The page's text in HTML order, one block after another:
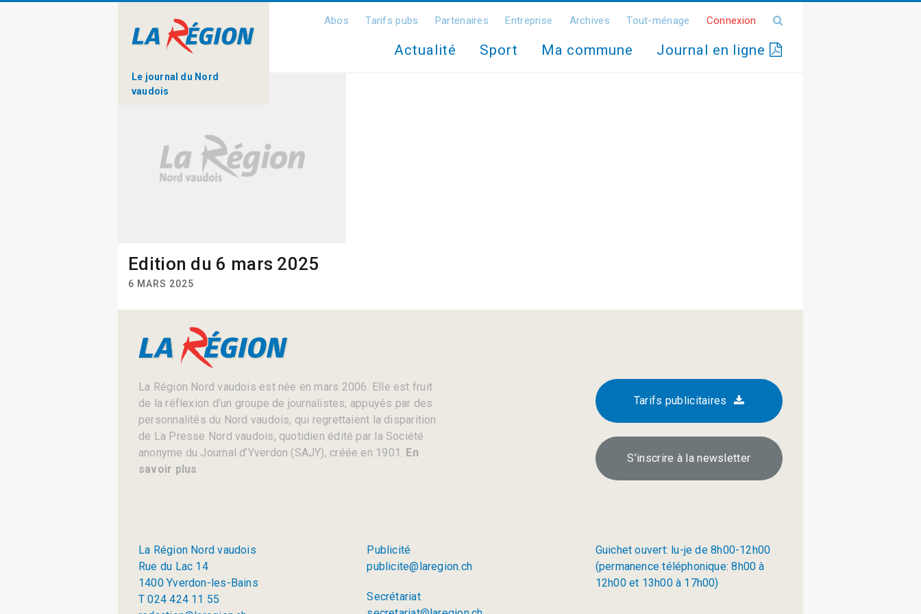
Le journal du Nord
vaudois
Abos Tarifs pubs Partenaires Entreprise Archives Tout-ménage Connexion
Actualité Sport Ma commune Journal en ligne
Edition du 6 mars 2025
6 MARS 2025
La Région Nord vaudois est née en mars 2006. Elle est fruit
de la réflexion d’un groupe de journalistes, appuyés par des
personnalités du Nord vaudois, qui regrettaient la disparition
de La Presse Nord vaudois, quotidien édité par la Société
anonyme du Journal d’Yverdon (SAJY), créée en 1901. En
savoir plus
Tarifs publicitaires
S’inscrire à la newsletter
La Région Nord vaudois
Rue du Lac 14
1400 Yverdon-les-Bains
T 024 424 11 55
Publicité
publicite@laregion.ch
Secrétariat
Guichet ouvert: lu-je de 8h00-12h00
(permanence téléphonique: 8h00 à
12h00 et 13h00 à 17h00)